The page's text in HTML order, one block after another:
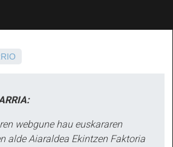
webgune hau euskararen
alde Aiaraldea Ekintzen Faktoria